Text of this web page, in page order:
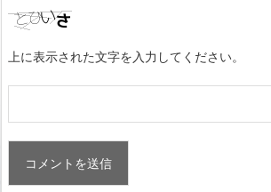
上に表示された文字を入力してください。